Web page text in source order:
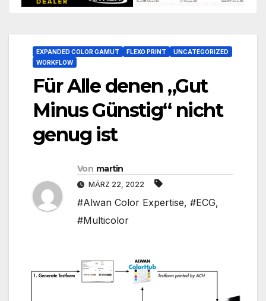
EXPANDED COLOR GAMUT FLEXO PRINT
UNCATEGORIZED
WORKFLOW
Für Alle denen „Gut
Minus Günstig“ nicht
genug ist
Von martin
MÄRZ 22, 2022
#Alwan Color Expertise, #ECG,
#Multicolor